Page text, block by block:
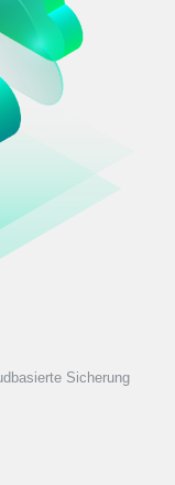
Sicherung